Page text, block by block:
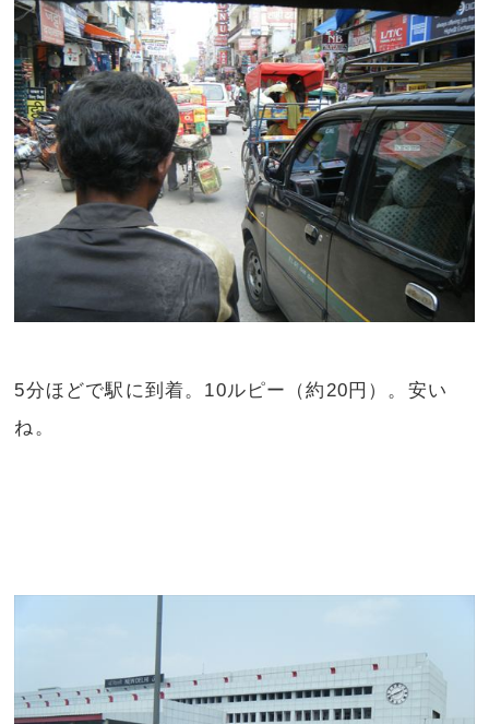
5分ほどで駅に到着。10ルピー（約20円）。安い
ね。